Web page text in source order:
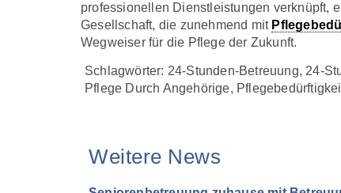
professionellen Dienstleistungen verknüpft,
Gesellschaft, die zunehmend mit
Wegweiser für die Pflege der Zukunft.
Schlagwörter: 24-Stunden-Betreuung,24-
Pflege Durch Angehörige,
Weitere News